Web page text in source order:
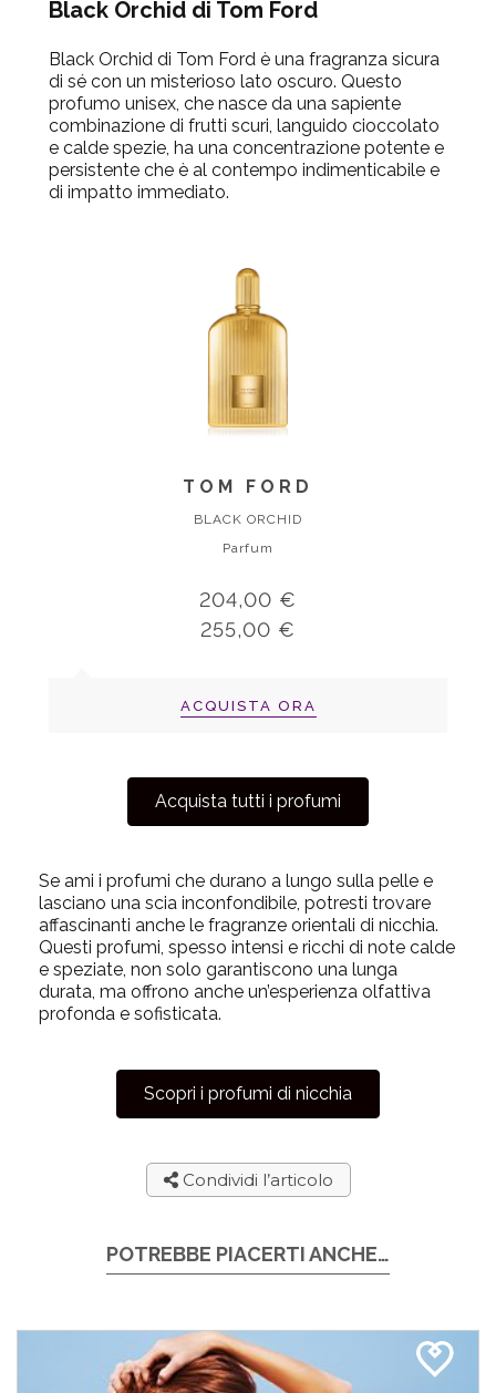
Black Orchid di Tom Ford
Black Orchid di Tom Ford è una fragranza sicura
di sé con un misterioso lato oscuro. Questo
profumo unisex, che nasce da una sapiente
combinazione di frutti scuri, languido cioccolato
e calde spezie, ha una concentrazione potente e
persistente che è al contempo indimenticabile e
di impatto immediato.
TOM FORD
BLACK ORCHID
Parfum
204,00 €
255,00 €
ACQUISTA ORA
Acquista tutti i profumi
Se ami i profumi che durano a lungo sulla pelle e
lasciano una scia inconfondibile, potresti trovare
affascinanti anche le fragranze orientali di nicchia.
Questi profumi, spesso intensi e ricchi di note calde
e speziate, non solo garantiscono una lunga
durata, ma offrono anche un’esperienza olfattiva
profonda e sofisticata.
Scopri i profumi di nicchia
Condividi l’articolo
POTREBBE PIACERTI ANCHE…